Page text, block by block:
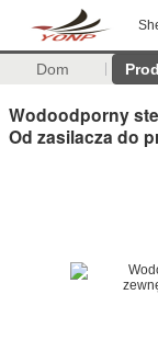
Dom
Wodoodporny
Od zasilacza do